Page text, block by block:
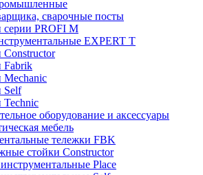
сварочные посты
серии PROFI M
EXPERT T
Constructor
Fabrik
Mechanic
Self
Technic
оборудование и аксессуары
мебель
тележки FBK
стойки Constructor
Place